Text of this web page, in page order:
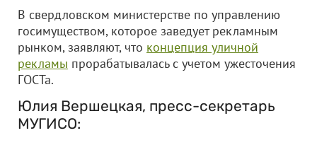
В свердловском министерстве по управлению
госимуществом, которое заведует рекламным
рынком, заявляют, что концепция уличной
рекламы прорабатывалась с учетом ужесточения
ГОСТа.
Юлия Вершецкая, пресс-секретарь
МУГИСО: